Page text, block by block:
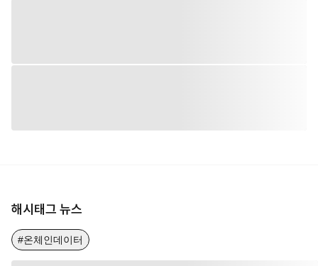
해시태그 뉴스
#온체인데이터